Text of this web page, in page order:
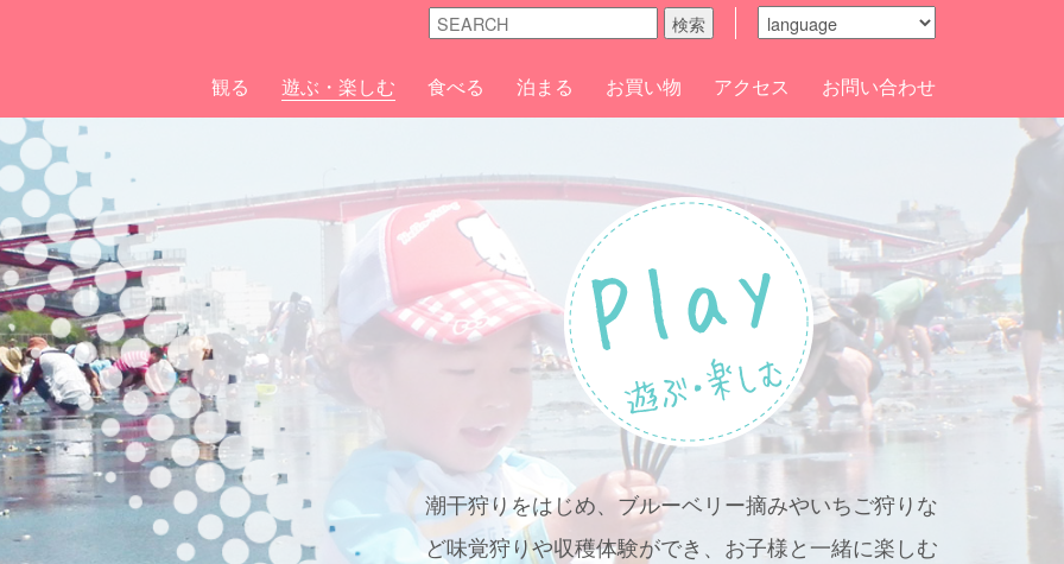
検索
観る 遊ぶ・楽しむ 食べる 泊まる お買い物 アクセス お問い合わせ
潮干狩りをはじめ、ブルーベリー摘みやいちご狩りな
ど味覚狩りや収穫体験ができ、お子様と一緒に楽しむ